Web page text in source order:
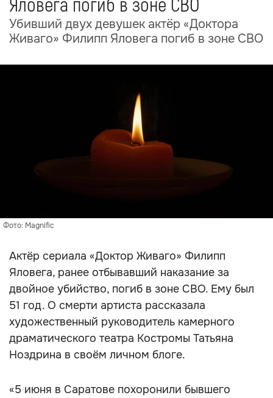
Яловега погиб в зоне СВО
Убивший двух девушек актёр «Доктора
Живаго» Филипп Яловега погиб в зоне СВО
Фото: Magnific
Актёр сериала «Доктор Живаго» Филипп
Яловега, ранее отбывавший наказание за
двойное убийство, погиб в зоне СВО. Ему был
51 год. О смерти артиста рассказала
художественный руководитель камерного
драматического театра Костромы Татьяна
Ноздрина в своём личном блоге.
«5 июня в Саратове похоронили бывшего